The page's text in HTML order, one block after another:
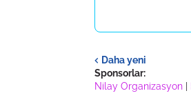
Daha yeni
Sponsorlar:
Nilay Organizasyon